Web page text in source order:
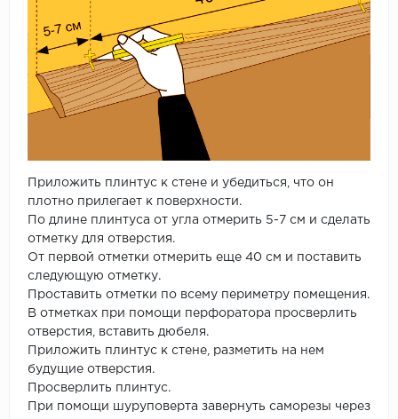
Приложить плинтус к стене и убедиться, что он
плотно прилегает к поверхности.
По длине плинтуса от угла отмерить 5-7 см и сделать
отметку для отверстия.
От первой отметки отмерить еще 40 см и поставить
следующую отметку.
Проставить отметки по всему периметру помещения.
В отметках при помощи перфоратора просверлить
отверстия, вставить дюбеля.
Приложить плинтус к стене, разметить на нем
будущие отверстия.
Просверлить плинтус.
При помощи шуруповерта завернуть саморезы через